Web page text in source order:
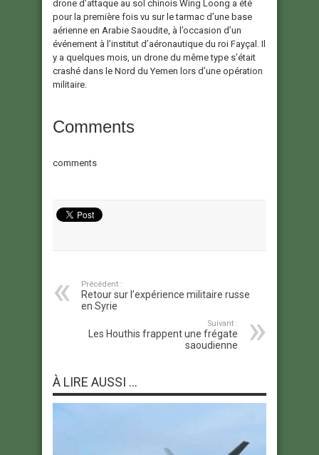
drone d’attaque au sol chinois Wing Loong a été
pour la première fois vu sur le tarmac d’une base
aérienne en Arabie Saoudite, à l’occasion d’un
événement à l’institut d’aéronautique du roi Fayçal. Il
y a quelques mois, un drone du même type s’était
crashé dans le Nord du Yemen lors d’une opération
militaire.
Comments
comments
Précédent :
Retour sur l’expérience militaire russe
en Syrie
Suivant :
Les Houthis frappent une frégate
saoudienne
À LIRE AUSSI ...